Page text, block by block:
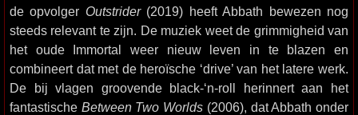
de opvolger Outstrider(2019) heeft Abbath bewezen nog
steeds relevant te zijn. De muziek weet de grimmigheid van
het oude Immortal weer nieuw leven in te blazen en
combineert dat met de heroïsche ‘drive’ van het latere werk.
De bij vlagen groovende black-‘n-roll herinnert aan het
fantastische Between Two Worlds (2006), dat Abbath onder